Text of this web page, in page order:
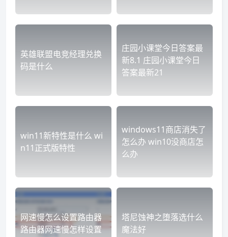
英雄联盟电竞经理兑换
码是什么
庄园小课堂今日答案最
新8.1 庄园小课堂今日
答案最新21
win11新特性是什么 wi
n11正式版特性
windows11商店消失了
怎么办 win10没商店怎
么办
网速慢怎么设置路由器
路由器网速慢怎样设置
塔尼蚀神之堕落选什么
魔法好